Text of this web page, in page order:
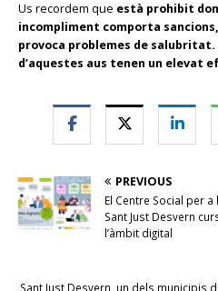
Us recordem que està prohibit
incompliment comporta
provoca problemes de salubritat.
d’aquestes aus tenen un elevat
PREVIOUS
El Centre Social per a
Sant Just Desvern
l’àmbit digital
Sant Just Desvern, un dels municipis